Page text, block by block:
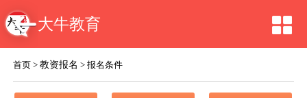
大牛教育
首页 >教资报名 >报名条件